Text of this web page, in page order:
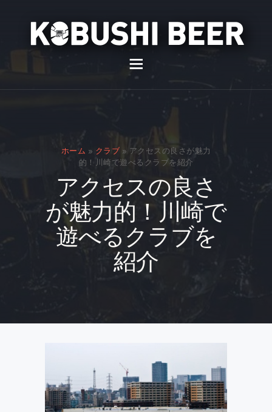
ホーム » クラブ » アクセスの良さが魅力
的！川崎で遊べるクラブを紹介
アクセスの良さ
が魅力的！川崎で
遊べるクラブを
紹介
スナック
貸切
通販
スタッフ募集
問い合わせ